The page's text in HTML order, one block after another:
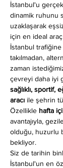
İstanbul'u
dinamik ruhunu
uzaklaşarak
için en ideal araç
İstanbul trafiğine
takılmadan,
zaman
çevreyi daha iyi
sağlıklı, sportif,
aracı ile şehrin
Özellikle hafta içi
avantajıyla,
olduğu, huzurlu
bekliyor.
Siz de tarihin
İstanbul'un en